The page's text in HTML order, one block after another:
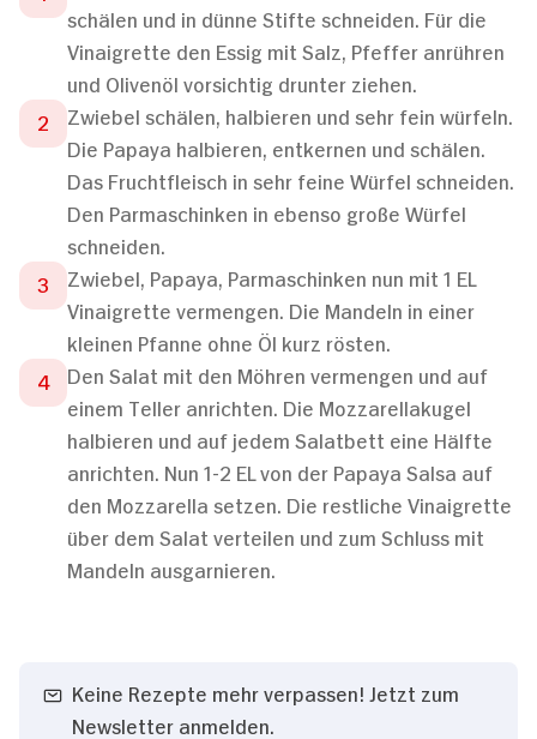
schälen und in dünne Stifte schneiden. Für die
Vinaigrette den Essig mit Salz, Pfeffer anrühren
und Olivenöl vorsichtig drunter ziehen.
Zwiebel schälen, halbieren und sehr fein würfeln.
Die Papaya halbieren, entkernen und schälen.
Das Fruchtfleisch in sehr feine Würfel schneiden.
Den Parmaschinken in ebenso große Würfel
schneiden.
Zwiebel, Papaya, Parmaschinken nun mit 1 EL
Vinaigrette vermengen. Die Mandeln in einer
kleinen Pfanne ohne Öl kurz rösten.
Den Salat mit den Möhren vermengen und auf
einem Teller anrichten. Die Mozzarellakugel
halbieren und auf jedem Salatbett eine Hälfte
anrichten. Nun 1-2 EL von der Papaya Salsa auf
den Mozzarella setzen. Die restliche Vinaigrette
über dem Salat verteilen und zum Schluss mit
Mandeln ausgarnieren.
Keine Rezepte mehr verpassen! Jetzt zum
Newsletter anmelden.